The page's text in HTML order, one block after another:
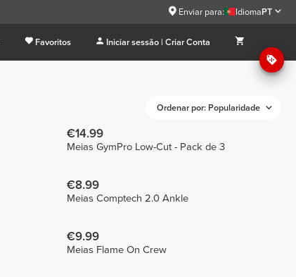
Enviar para: IdiomaPT
Favoritos Iniciar sessão | Criar Conta
Ordenar por: Popularidade
€14.99
Meias GymPro Low-Cut - Pack de 3
€8.99
Meias Comptech 2.0 Ankle
€9.99
Meias Flame On Crew